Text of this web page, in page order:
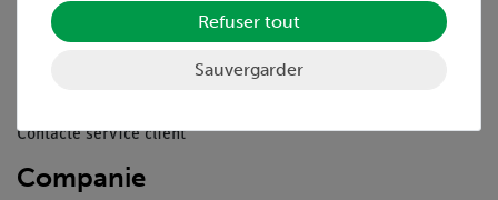
Aperçu du service
Contacte service client
Companie
Refuser tout
Sauvergarder